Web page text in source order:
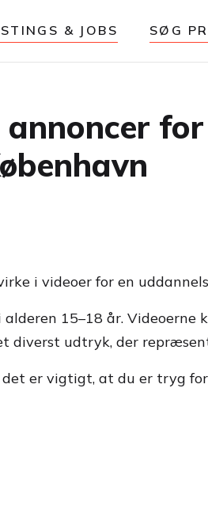
& JOBS SØG
for
i videoer for en
15–18 år. Videoerne
diverst udtryk, der
det er vigtigt, at du er tryg